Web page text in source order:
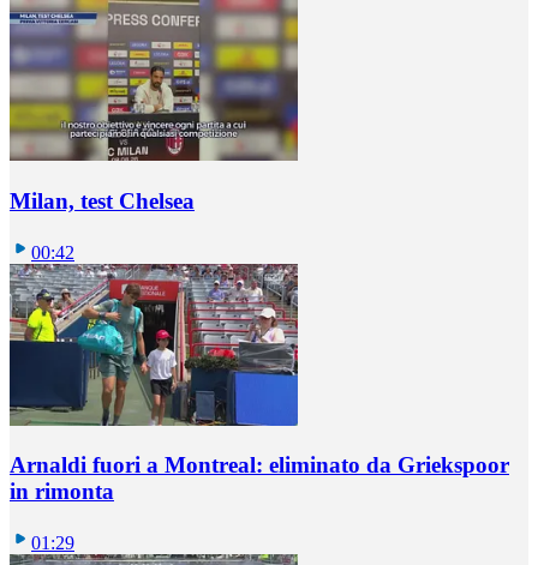
Milan, test Chelsea
00:42
Arnaldi fuori a Montreal: eliminato da Griekspoor
in rimonta
01:29